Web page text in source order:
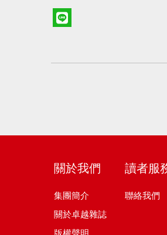
關於我們
集團簡介
關於卓越雜誌
版權聲明
讀者服
聯絡我們